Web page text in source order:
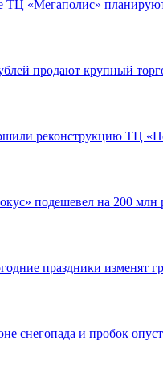
ТЦ «Мегаполис»
продают крупный
реконструкцию ТЦ
подешевел на 200 млн
праздники изменят
снегопада и пробок